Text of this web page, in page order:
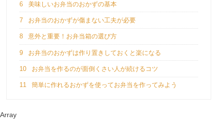
6 美味しいお弁当のおかずの基本
7 お弁当のおかずが傷まない工夫が必要
8 意外と重要！お弁当箱の選び方
9 お弁当のおかずは作り置きしておくと楽になる
10 お弁当を作るのが面倒くさい人が続けるコツ
11 簡単に作れるおかずを使ってお弁当を作ってみよう
Array